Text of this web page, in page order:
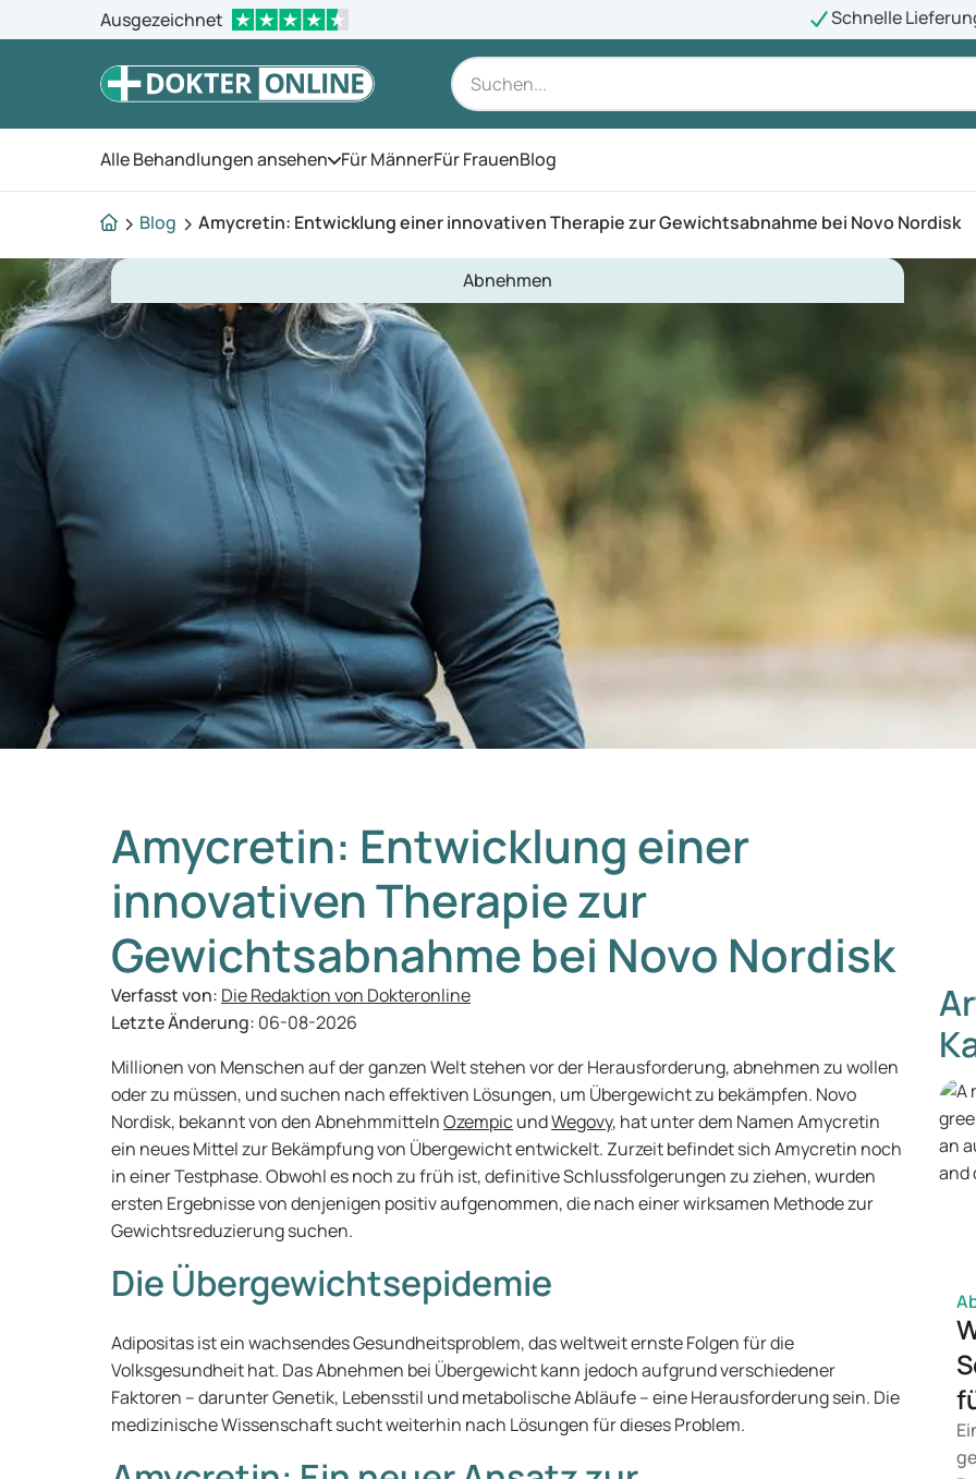
Ausgezeichnet Schnelle
Alle Behandlungen ansehen Öffnen Sie das Menü
Für MännerFür FrauenBlog
Blog Amycretin: Entwicklung einer innovativen Therapie zur Gewichtsabnahme bei Novo Nordisk
Abnehmen
Amycretin: Entwicklung einer
innovativen Therapie zur
Gewichtsabnahme bei Novo Nordisk
Verfasst von: Die Redaktion von Dokteronline
Letzte Änderung: 06-08-2026
Millionen von Menschen auf der ganzen Welt stehen vor der Herausforderung, abnehmen zu wollen
oder zu müssen, und suchen nach effektiven Lösungen, um Übergewicht zu bekämpfen. Novo
Nordisk, bekannt von den AbnehmmittelnOzempicundWegovy, hat unter dem Namen Amycretin
ein neues Mittel zur Bekämpfung von Übergewicht entwickelt. Zurzeit befindet sich Amycretin noch
in einer Testphase. Obwohl es noch zu früh ist, definitive Schlussfolgerungen zu ziehen, wurden
ersten Ergebnisse von denjenigen positiv aufgenommen, die nach einer wirksamen Methode zur
Gewichtsreduzierung suchen.
Die Übergewichtsepidemie
Adipositas ist ein wachsendes Gesundheitsproblem, das weltweit ernste Folgen für die
Volksgesundheit hat. Das Abnehmen bei Übergewicht kann jedoch aufgrund verschiedener
Faktoren – darunter Genetik, Lebensstil und metabolische Abläufe – eine Herausforderung sein. Die
medizinische Wissenschaft sucht weiterhin nach Lösungen für dieses Problem.